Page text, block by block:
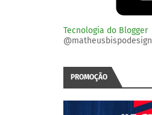
Tecnologia do Blogger
@matheusbispodesign
PROMOÇÃO